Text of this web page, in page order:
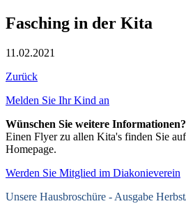
Fasching in der Kita
11.02.2021
Zurück
Melden Sie Ihr Kind an
Wünschen Sie weitere Informationen?
Einen Flyer zu allen Kita's finden Sie
Homepage.
Werden Sie Mitglied im Diakonieverein
Unsere Hausbroschüre - Ausgabe